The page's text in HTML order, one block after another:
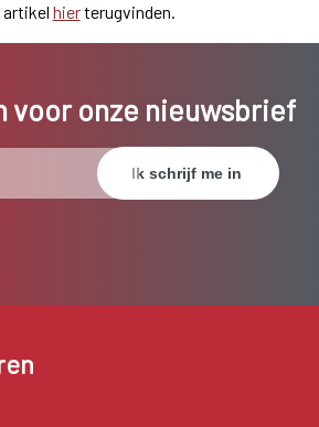
artikel hierterugvinden.
voor onze nieuwsbrief